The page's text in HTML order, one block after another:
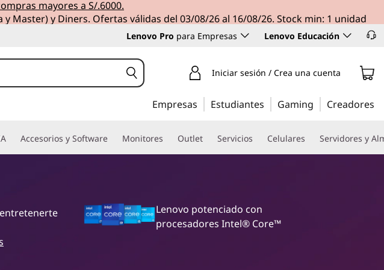
mayores a S/.6000.
Master) y Diners. Ofertas válidas del 03/08/26 al 16/08/26. Stock min: 1 unidad
Lenovo Pro para Empresas Lenovo Educación
Iniciar sesión / Crea una cuenta
Empresas Estudiantes Gaming Creadores
Accesorios y Software Monitores Outlet Servicios Celulares Servidores y
Lenovo potenciado con
procesadores Intel® Core™